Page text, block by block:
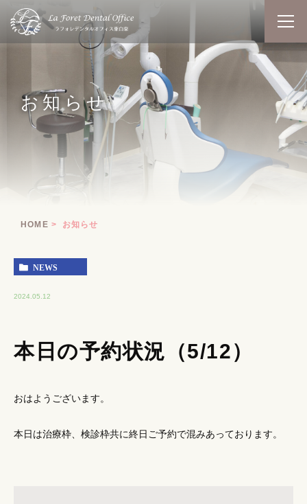
お知らせ
HOME お知らせ
NEWS
2024.05.12
本日の予約状況（5/12）
おはようございます。
本日は治療枠、検診枠共に終日ご予約で混みあっております。